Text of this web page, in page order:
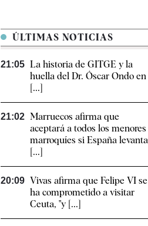
ÚLTIMAS NOTICIAS
21:05 La historia de GITGE y la
huella del Dr. Óscar Ondo en
[...]
21:02 Marruecos afirma que
aceptará a todos los menores
marroquíes si España levanta
[...]
20:09 Vivas afirma que Felipe VI se
ha comprometido a visitar
Ceuta, "y [...]